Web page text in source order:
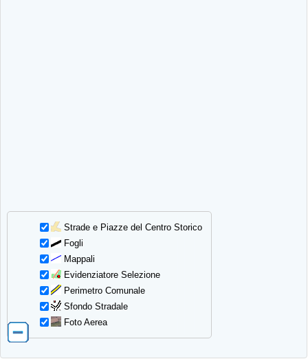
Strade e Piazze del Centro Storico
Fogli
Mappali
Evidenziatore Selezione
Perimetro Comunale
Sfondo Stradale
Foto Aerea